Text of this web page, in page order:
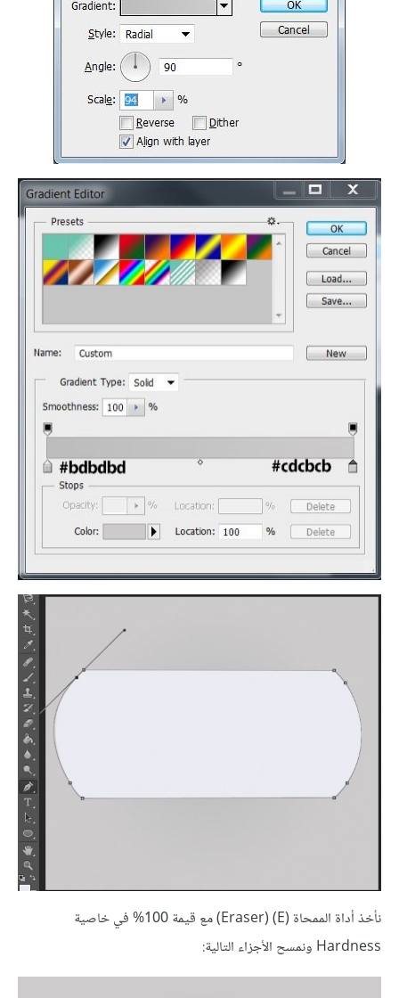
نأخذ أداة الممحاة (E) (Eraser) مع قيمة 100% في خاصية
Hardness ونمسح الأجزاء التالية: